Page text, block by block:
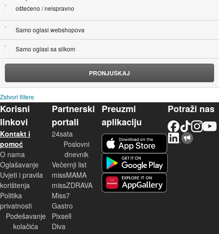
oštećeno / neispravno
Samo oglasi webshopova
Samo oglasi sa slikom
PRONJUŠKAJ
Zatvori filtere
Korisni
linkovi
Kontakt i
pomoć
O nama
Oglašavanje
Uvjeti i pravila
korištenja
Politika
privatnosti
Podešavanje
kolačića
Partnerski
portali
24sata
Poslovni
dnevnik
Večernji list
missMAMA
missZDRAVA
Miss7
Gastro
Pixsell
Diva
Preuzmi
aplikaciju
Potraži nas